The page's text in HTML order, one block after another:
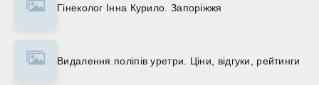
Гінеколог Інна Курило. Запоріжжя
Видалення поліпів уретри. Ціни, відгуки, рейтинги